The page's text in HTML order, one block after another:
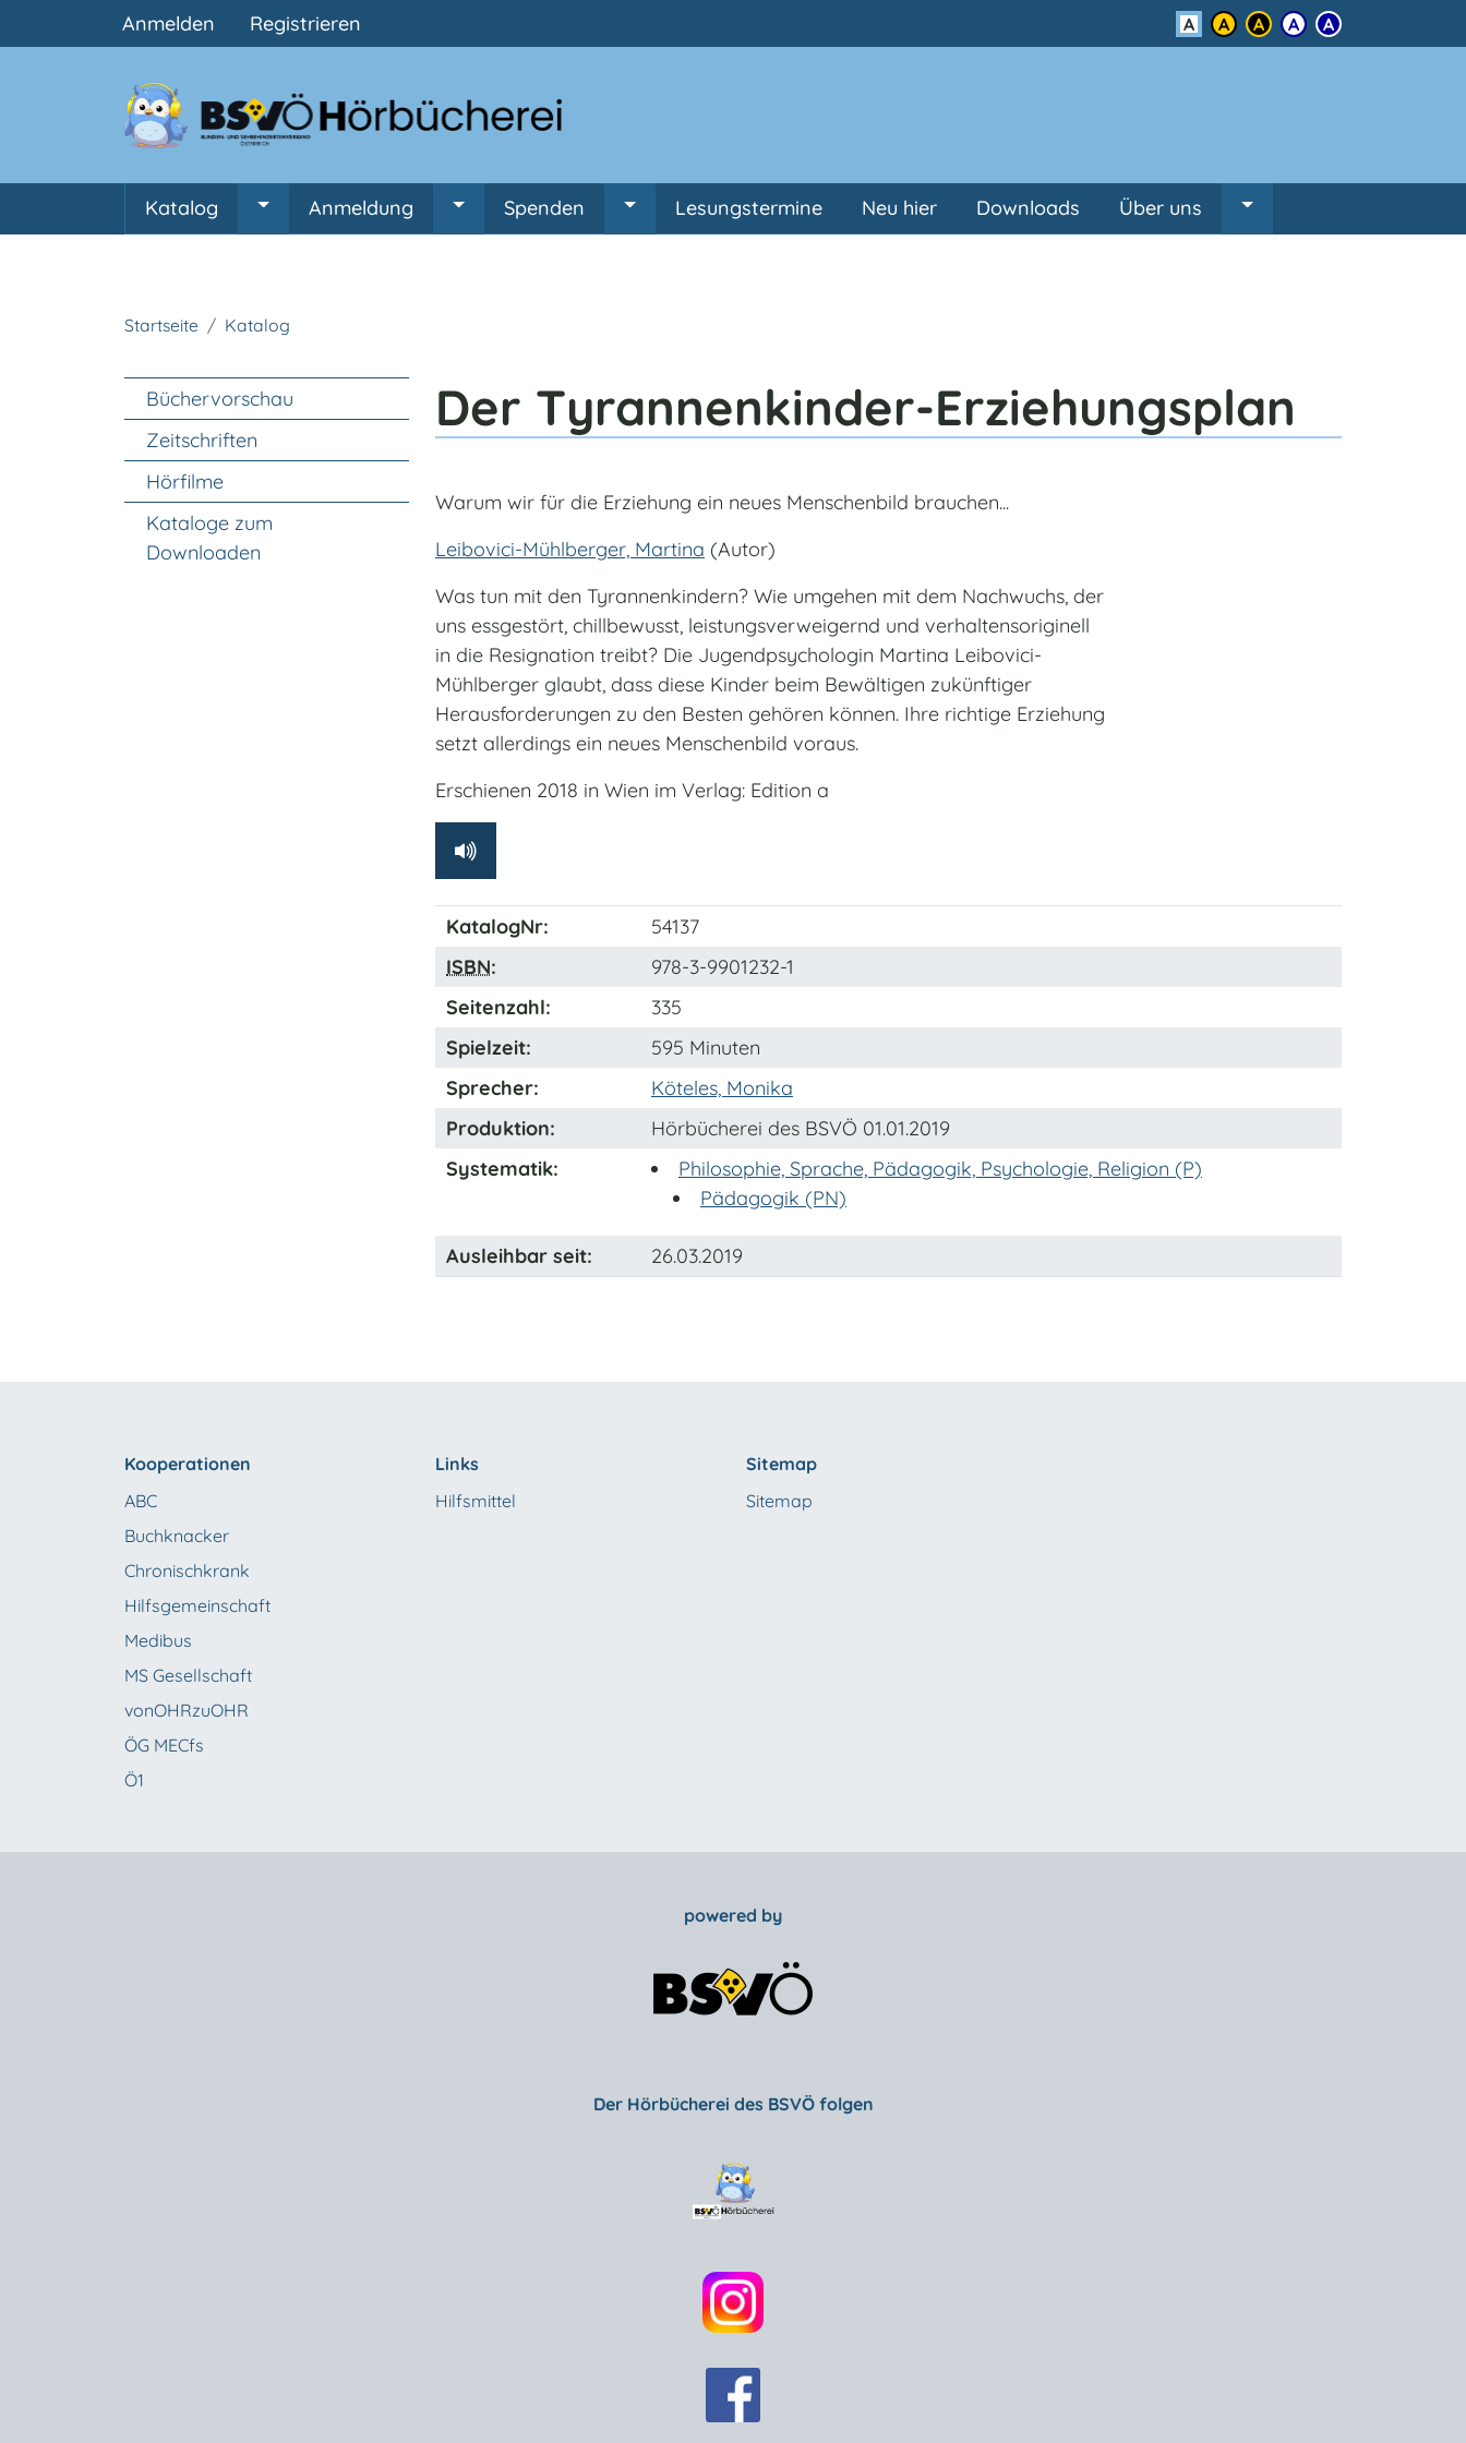
Benutzermenü
Anmelden Registrieren Kontrast
Hauptnavigation
Katalog Untermenü von Katalog
Anmeldung Untermenü von Anmeldung
Spenden Untermenü von Spenden
Lesungstermine Neu hier Downloads Über uns
Startseite Katalog
Der Tyrannenkinder-Erziehungsplan
Warum wir für die Erziehung ein neues Menschenbild brauchen...
Leibovici-Mühlberger, Martina (Autor)
Was tun mit den Tyrannenkindern? Wie umgehen mit dem Nachwuchs, der
uns essgestört, chillbewusst, leistungsverweigernd und verhaltensoriginell
in die Resignation treibt? Die Jugendpsychologin Martina Leibovici-
Mühlberger glaubt, dass diese Kinder beim Bewältigen zukünftiger
Herausforderungen zu den Besten gehören können. Ihre richtige Erziehung
setzt allerdings ein neues Menschenbild voraus.
Erschienen 2018 in Wien im Verlag: Edition a
KatalogNr:
54137
ISBN:
978-3-9901232-1
Seitenzahl:
335
Spielzeit:
595 Minuten
Sprecher:
Köteles, Monika
Produktion:
Hörbücherei des BSVÖ 01.01.2019
Systematik:
Philosophie, Sprache, Pädagogik, Psychologie, Religion (P)
Pädagogik (PN)
Ausleihbar seit: 26.03.2019
Unter Navigation
Büchervorschau
Zeitschriften
Hörfilme
Kataloge zum
Downloaden
Kooperationen
ABC
Buchknacker
Chronischkrank
Hilfsgemeinschaft
Medibus
MS Gesellschaft
vonOHRzuOHR
ÖG MECfs
Ö1
Links
Hilfsmittel
Sitemap
Sitemap
powered by
Der Hörbücherei des BSVÖ folgen